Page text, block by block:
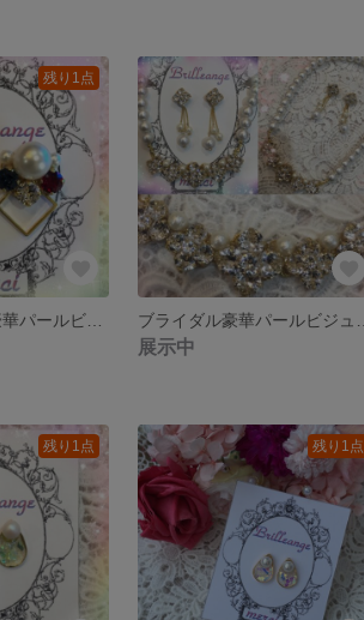
残り1点
展示中
残り1点 残り1点